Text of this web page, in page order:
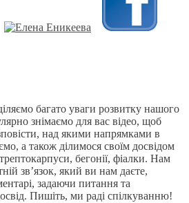
багато уваги розвитку нашого
знімаємо для вас відео, щоб
над якими напрямками в
а також ділимося своїм досвідом
бегонії, фіалки. Нам
зв’язок, який ви нам даєте,
задаючи питання та
Пишіть, ми раді спілкуванню!